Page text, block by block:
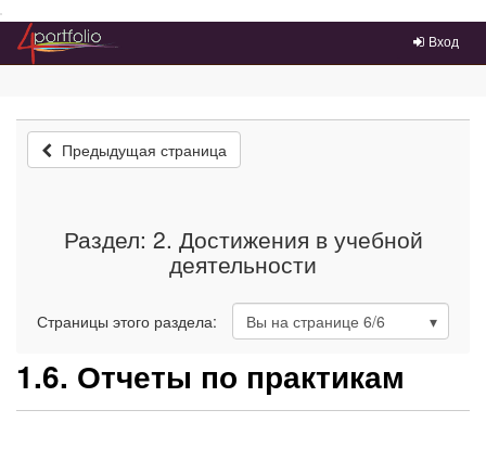
Преейти на главное меню
Вход
Предыдущая страница
Раздел: 2. Достижения в учебной
деятельности
Страницы этого раздела: Вы на странице 6/6
1.6. Отчеты по практикам